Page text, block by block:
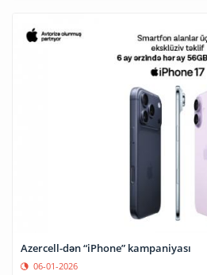
Azercell-dən “iPhone” kampaniyası
06-01-2026